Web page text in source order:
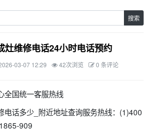
搜索
灶维修电话24小时电话预约
03-07 12:29 42次浏览 0 条评论
全国统一客服热线
电话多少_附近地址查询服务热线：(1)400
909